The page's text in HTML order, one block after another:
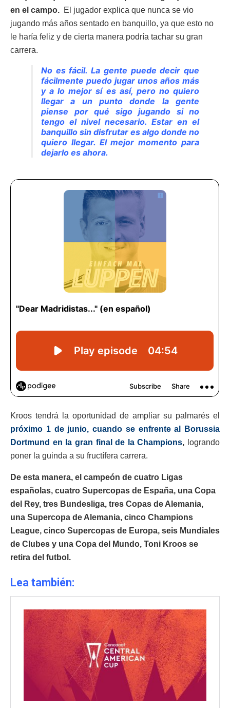
en el campo. El jugador explica que nunca se vio
jugando más años sentado en banquillo, ya que esto no
le haría feliz y de cierta manera podría tachar su gran
carrera.
No es fácil. La gente puede decir que
fácilmente puedo jugar unos años más
y a lo mejor sí es así, pero no quiero
llegar a un punto donde la gente
piense por qué sigo jugando si no
tengo el nivel necesario. Estar en el
banquillo sin disfrutar es algo donde no
quiero llegar. El mejor momento para
dejarlo es ahora.
Kroos tendrá la oportunidad de ampliar su palmarés el
próximo 1 de junio, cuando se enfrente al Borussia
Dortmund en la gran final de la Champions, logrando
poner la guinda a su fructífera carrera.
De esta manera, el campeón de cuatro Ligas
españolas, cuatro Supercopas de España, una Copa
del Rey, tres Bundesliga, tres Copas de Alemania,
una Supercopa de Alemania, cinco Champions
League, cinco Supercopas de Europa, seis Mundiales
de Clubes y una Copa del Mundo, Toni Kroos se
retira del futbol.
Lea también: